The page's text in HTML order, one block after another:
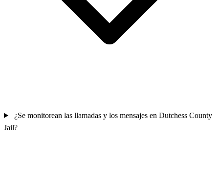
¿Se monitorean las llamadas y los mensajes en Dutchess County
Jail?